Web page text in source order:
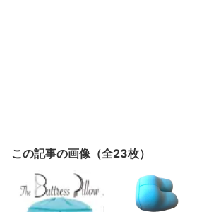
この記事の画像（全23枚）